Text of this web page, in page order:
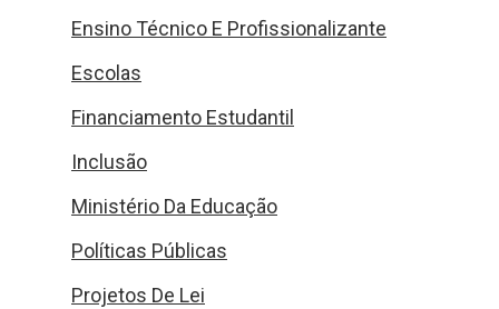
Ensino Técnico E Profissionalizante
Escolas
Financiamento Estudantil
Inclusão
Ministério Da Educação
Políticas Públicas
Projetos De Lei